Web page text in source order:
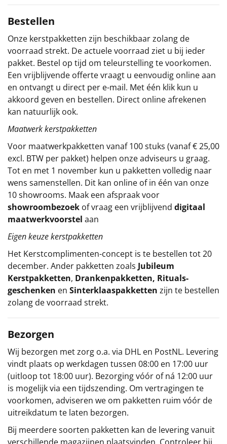
Sinterklaaspakketten
Kerstgeschenken 2026
Relatiegeschenken
Cadeaubon
Per stuk
Alle overige
Bestellen
Onze kerstpakketten zijn beschikbaar zolang de
voorraad strekt. De actuele voorraad ziet u bij ieder
pakket. Bestel op tijd om teleurstelling te voorkomen.
Een vrijblijvende offerte vraagt u eenvoudig online aan
en ontvangt u direct per e-mail. Met één klik kun u
akkoord geven en bestellen. Direct online afrekenen
kan natuurlijk ook.
Maatwerk kerstpakketten
Voor maatwerkpakketten vanaf 100 stuks (vanaf € 25,00
excl. BTW per pakket) helpen onze adviseurs u graag.
Tot en met 1 november kun u pakketten volledig naar
wens samenstellen. Dit kan online of in één van onze
10 showrooms. Maak een afspraak voor
showroombezoek of vraag een vrijblijvend digitaal
maatwerkvoorstel aan
Eigen keuze kerstpakketten
Het Kerstcomplimenten-concept is te bestellen tot 20
december. Ander pakketten zoals Jubileum
Kerstpakketten, Drankenpakketten, Rituals-
geschenken en Sinterklaaspakketten zijn te bestellen
zolang de voorraad strekt.
Bezorgen
Wij bezorgen met zorg o.a. via DHL en PostNL. Levering
vindt plaats op werkdagen tussen 08:00 en 17:00 uur
(uitloop tot 18:00 uur). Bezorging vóór of ná 12:00 uur
is mogelijk via een tijdszending. Om vertragingen te
voorkomen, adviseren we om pakketten ruim vóór de
uitreikdatum te laten bezorgen.
Bij meerdere soorten pakketten kan de levering vanuit